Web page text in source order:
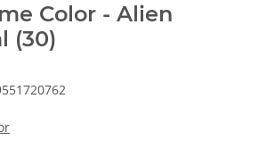
Color - Alien
(30)